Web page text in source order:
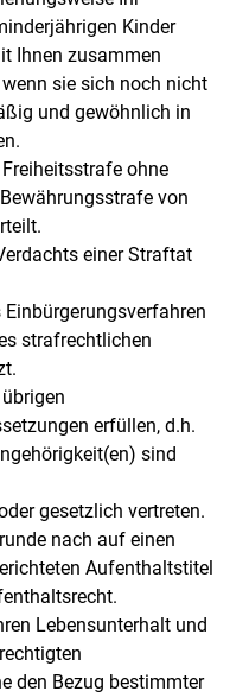
Kinder
Ihnen zusammen
sie sich noch nicht
und gewöhnlich in
ohne
von
einer Straftat
strafrechtlichen
erfüllen, d.h.
sind
gesetzlich vertreten.
nach auf einen
Aufenthaltstitel
Lebensunterhalt und
den Bezug bestimmter